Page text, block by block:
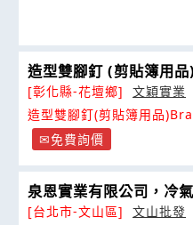
造型雙腳釘 (剪貼簿用
[彰化縣-花壇鄉]
文穎實業
造型雙腳釘(剪貼簿用品
免費詢價
泉恩實業有限公司，冷
[台北市-文山區]
文山批發